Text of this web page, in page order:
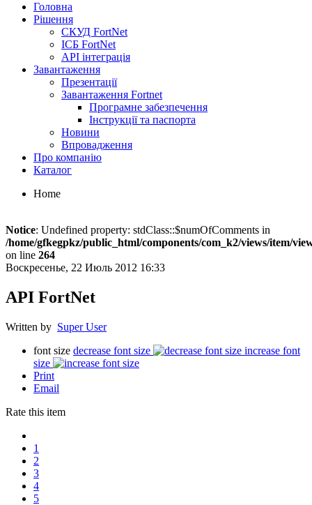
Головна
Рішення
СКУД FortNet
ІСБ FortNet
API інтеграція
Завантаження
Презентації
Завантаження Fortnet
Програмне забезпечення
Інструкції та паспорта
Новини
Впровадження
Про компанію
Каталог
Home
Notice: Undefined property: stdClass::$numOfComments in
/home/gfkegpkz/public_html/components/com_k2/views/item/
on line 264
Воскресенье, 22 Июль 2012 16:33
API FortNet
Written by Super User
font size decrease font size
increase font
size
Print
Email
Rate this item
1
2
3
4
5